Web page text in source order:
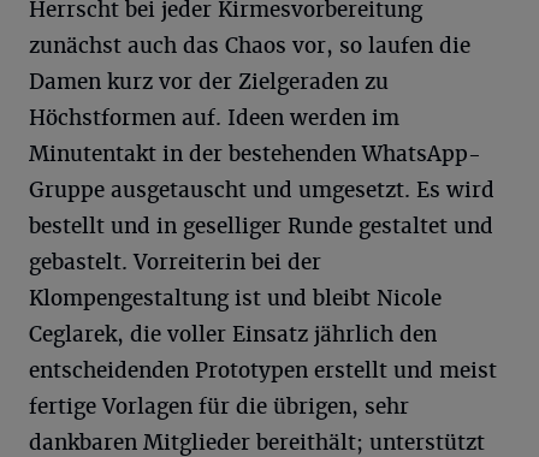
Herrscht bei jeder Kirmesvorbereitung
zunächst auch das Chaos vor, so laufen die
Damen kurz vor der Zielgeraden zu
Höchstformen auf. Ideen werden im
Minutentakt in der bestehenden WhatsApp-
Gruppe ausgetauscht und umgesetzt. Es wird
bestellt und in geselliger Runde gestaltet und
gebastelt. Vorreiterin bei der
Klompengestaltung ist und bleibt Nicole
Ceglarek, die voller Einsatz jährlich den
entscheidenden Prototypen erstellt und meist
fertige Vorlagen für die übrigen, sehr
dankbaren Mitglieder bereithält; unterstützt